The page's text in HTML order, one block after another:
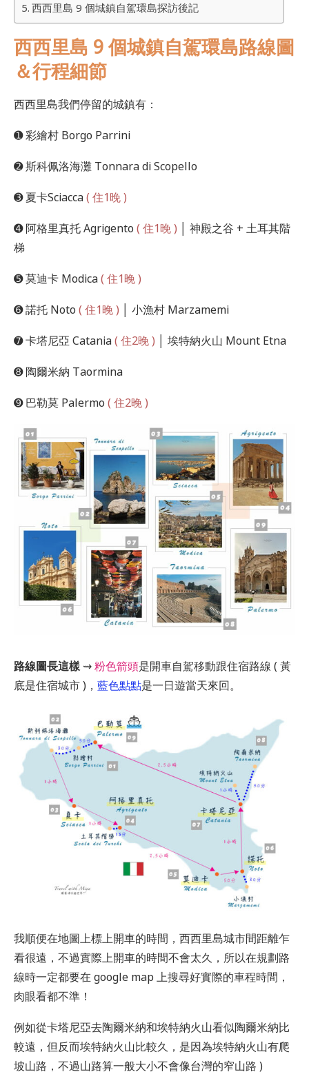
西西里島 9 個城鎮自駕環島探訪後記
西西里島 9 個城鎮自駕環島路線圖
＆行程細節
西西里島我們停留的城鎮有：
➊ 彩繪村 Borgo Parrini
➋ 斯科佩洛海灘 Tonnara di Scopello
➌ 夏卡Sciacca( 住1晚 )
➍ 阿格里真托 Agrigento ( 住1晚 )
│ 神殿之谷 + 土耳其階
梯
➎ 莫迪卡 Modica( 住1晚 )
➏ 諾托 Noto ( 住1晚 ) │ 小漁村 Marzamemi
➐ 卡塔尼亞 Catania( 住2晚 ) │ 埃特納火山 Mount Etna
➑ 陶爾米納 Taormina
➒ 巴勒莫 Palermo ( 住2晚 )
路線圖長這樣 ⇝粉色箭頭是開車自駕移動跟住宿路線 ( 黃
底是住宿城市 )， 藍色點點是一日遊當天來回。
我順便在地圖上標上開車的時間，西西里島城市間距離乍
看很遠，不過實際上開車的時間不會太久，所以在規劃路
線時一定都要在 google map 上搜尋好實際的車程時間，
肉眼看都不準！
例如從卡塔尼亞去陶爾米納和埃特納火山看似陶爾米納比
較遠，但反而埃特納火山比較久，是因為埃特納火山有爬
坡山路，不過山路算一般大小不會像台灣的窄山路 )